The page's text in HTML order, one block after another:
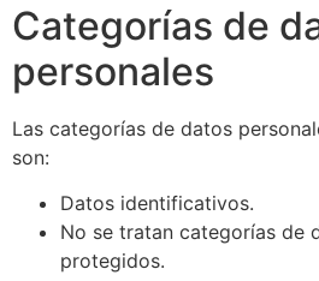
Categorías de
personales
Las categorías de datos
son:
Datos identificativos.
No se tratan categorías de
protegidos.